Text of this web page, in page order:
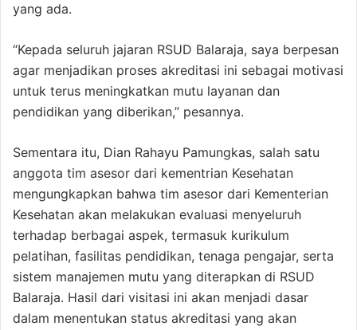
yang ada.
“Kepada seluruh jajaran RSUD Balaraja, saya berpesan
agar menjadikan proses akreditasi ini sebagai motivasi
untuk terus meningkatkan mutu layanan dan
pendidikan yang diberikan,” pesannya.
Sementara itu, Dian Rahayu Pamungkas, salah satu
anggota tim asesor dari kementrian Kesehatan
mengungkapkan bahwa tim asesor dari Kementerian
Kesehatan akan melakukan evaluasi menyeluruh
terhadap berbagai aspek, termasuk kurikulum
pelatihan, fasilitas pendidikan, tenaga pengajar, serta
sistem manajemen mutu yang diterapkan di RSUD
Balaraja. Hasil dari visitasi ini akan menjadi dasar
dalam menentukan status akreditasi yang akan